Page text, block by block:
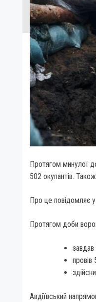
Протягом минулої
502 окупантів.
Про це повідомляє
Протягом доби
завдав
провів
Авдіївський